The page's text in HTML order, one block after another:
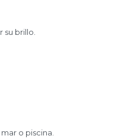
brillo.
o piscina.